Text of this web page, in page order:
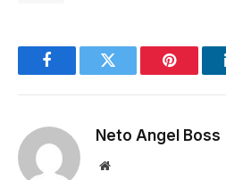
FacebookTwitter Pinterest
Neto Angel Boss
Site